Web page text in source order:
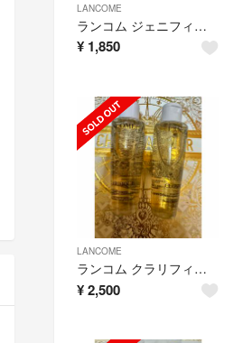
LANCOME
ランコム ジェニフィック アルティメ セラム 7ml ×2
¥ 1,850
LANCOME
ランコム クラリフィック デュアル エッセンス ローション EX 50ml ×2
¥2,500